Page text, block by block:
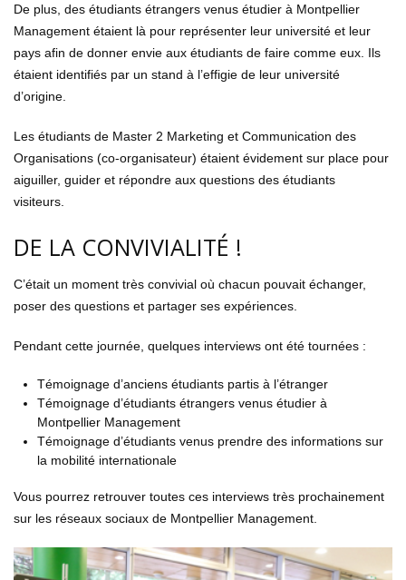
De plus, des étudiants étrangers venus étudier à Montpellier
Management étaient là pour représenter leur université et leur
pays afin de donner envie aux étudiants de faire comme eux. Ils
étaient identifiés par un stand à l’effigie de leur université
d’origine.
Les étudiants de Master 2 Marketing et Communication des
Organisations (co-organisateur) étaient évidement sur place pour
aiguiller, guider et répondre aux questions des étudiants
visiteurs.
DE LA CONVIVIALITÉ !
C’était un moment très convivial où chacun pouvait échanger,
poser des questions et partager ses expériences.
Pendant cette journée, quelques interviews ont été tournées :
Témoignage d’anciens étudiants partis à l’étranger
Témoignage d’étudiants étrangers venus étudier à
Montpellier Management
Témoignage d’étudiants venus prendre des informations sur
la mobilité internationale
Vous pourrez retrouver toutes ces interviews très prochainement
sur les réseaux sociaux de Montpellier Management.